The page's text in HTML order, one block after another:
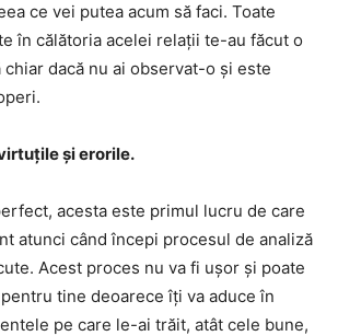
ce vei putea acum să faci. Toate
în călătoria acelei relații te-au făcut o
dacă nu ai observat-o și este
și erorile.
acesta este primul lucru de care
atunci când începi procesul de analiză
Acest proces nu va fi ușor și poate
tine deoarece îți va aduce în
pe care le-ai trăit, atât cele bune,